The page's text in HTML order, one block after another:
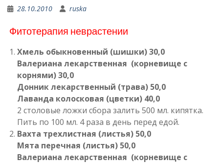
28.10.2010 ruska
Фитотерапия неврастении
Хмель обыкновенный (шишки) 30,0
Валериана лекарственная (корневище с
корнями) 30,0
Донник лекарственный (трава) 50,0
Лаванда колосковая (цветки) 40,0
2 столовые ложки сбора залить 500 мл. кипятка.
Пить по 100 мл. 4 раза в день перед едой.
Вахта трехлистная (листья) 50,0
Мята перечная (листья) 50,0
Валериана лекарственная (корневище с